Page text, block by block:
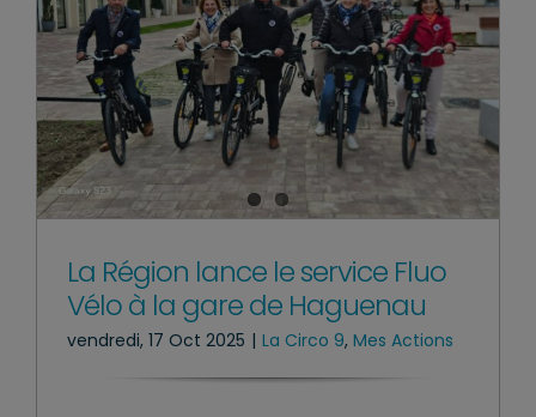
La Région lance le service Fluo
Vélo à la gare de Haguenau
vendredi, 17 Oct 2025 | La Circo 9, Mes Actions